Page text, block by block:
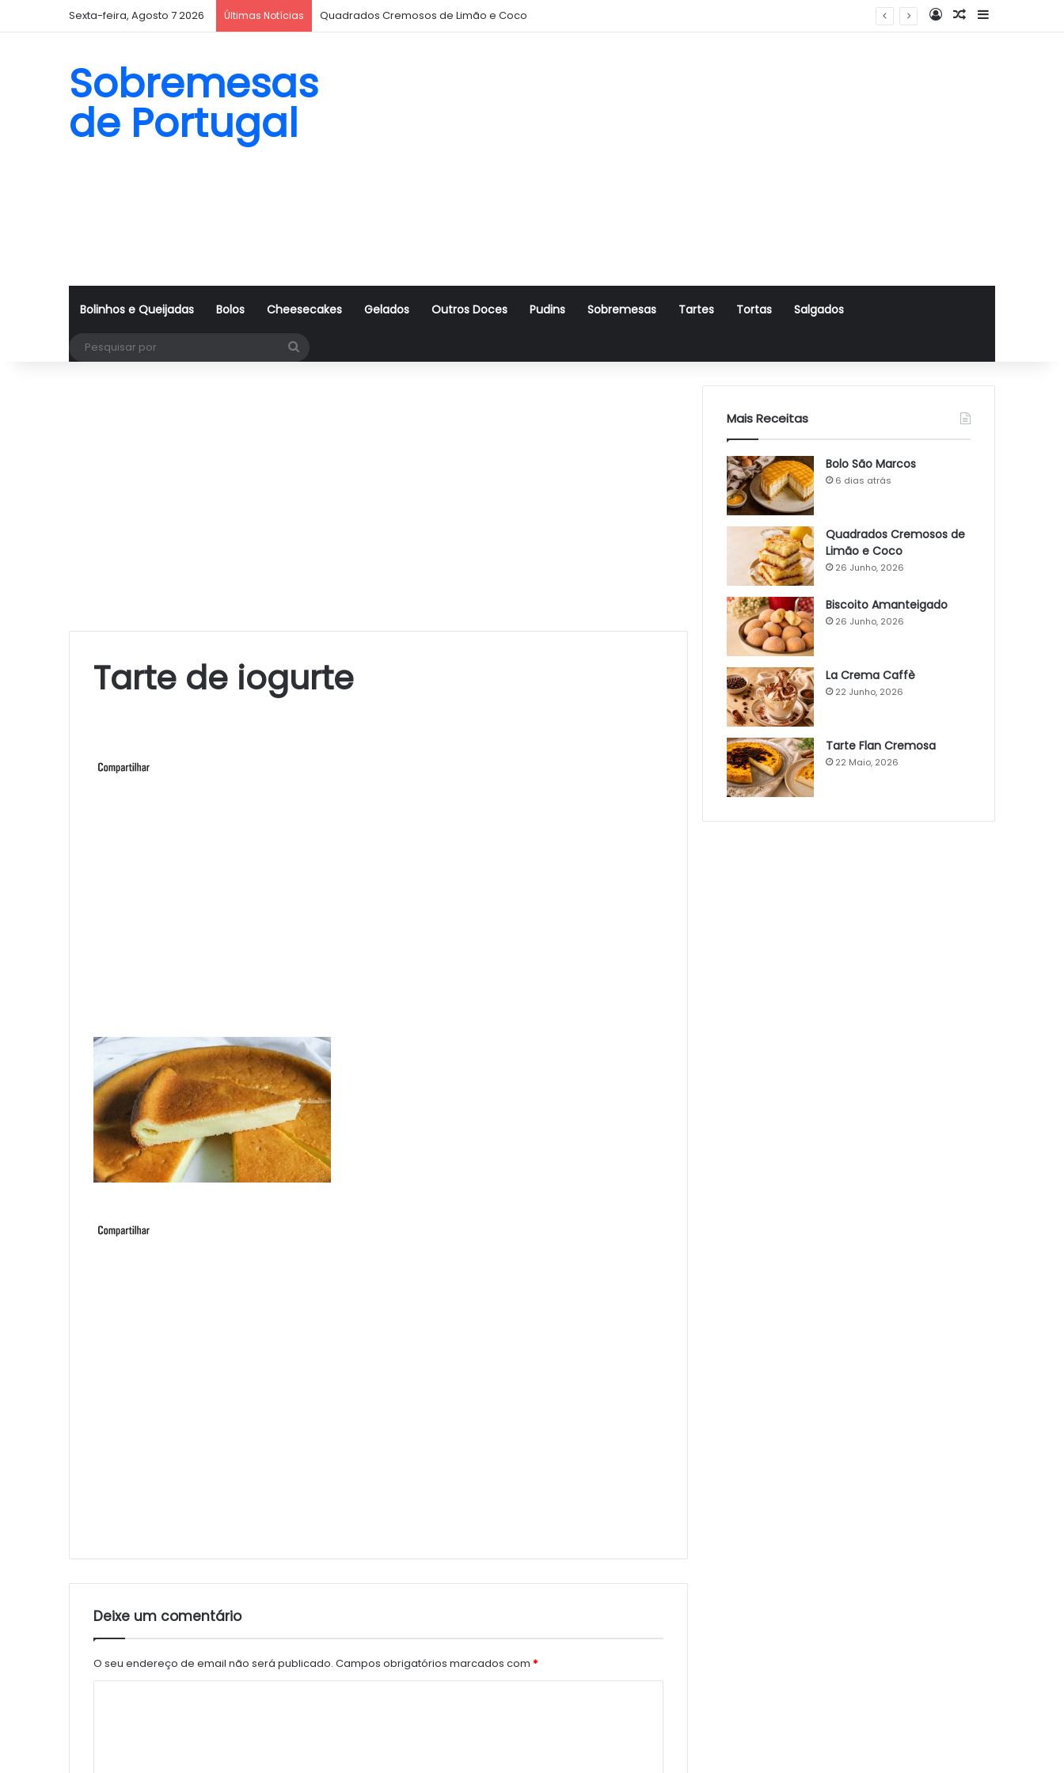
Sexta-feira, Agosto 7 2026 Últimas Notícias Quadrados Cremosos de Limão e Coco Log InArtigo Aleatório
Sidebar
Sobremesas
de Portugal
Bolinhos e Queijadas Bolos Cheesecakes Gelados Outros Doces Pudins Sobremesas Tartes Tortas Salgados
Tarte de iogurte
Deixe um comentário
O seu endereço de email não será publicado. Campos obrigatórios marcados com *
Mais Receitas
Bolo São Marcos
6 dias atrás
Quadrados Cremosos de
Limão e Coco
26 Junho, 2026
Biscoito Amanteigado
26 Junho, 2026
La Crema Caffè
22 Junho, 2026
Tarte Flan Cremosa
22 Maio, 2026